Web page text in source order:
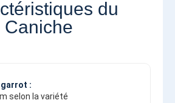
du
Caniche
garrot :
selon la variété